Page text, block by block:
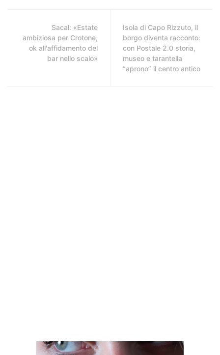
Sacal: «Estate
ambiziosa per Crotone,
ok all'affidamento del
bar nello scalo»
Isola di Capo Rizzuto, il
borgo diventa racconto:
con Postale 2.0 storia,
museo e tarantella
“aprono” il centro antico